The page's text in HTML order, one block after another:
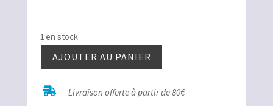
1 en stock
quantité
Améthyste
AJOUTER AU PANIER
 Livraison offerte à partir de 80€